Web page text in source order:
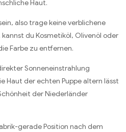
Haut.
also trage keine verblichene
du Kosmetiköl, Olivenöl oder
Farbe zu entfernen.
Sonneneinstrahlung
Haut der echten Puppe altern lässt
der Niederländer
gerade Position nach dem